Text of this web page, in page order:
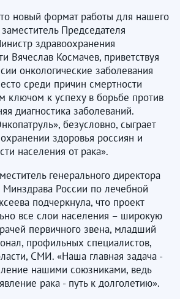
новый формат работы для нашего
Председателя
здравоохранения
Вячеслав Космачев, приветствуя
онкологические заболевания
среди причин смертности
ключом к успеху в борьбе против
диагностика заболеваний.
безусловно, сыграет
здоровья россиян и
населения от рака».
генерального директора
России по лечебной
подчеркнула, что проект
все слои населения – широкую
первичного звена, младший
профильных специалистов,
СМИ. «Наша главная задача -
нашими союзниками, ведь
рака - путь к долголетию».